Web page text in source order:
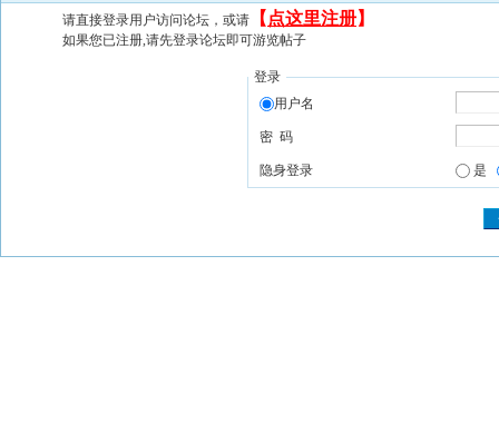
请直接登录用户访问论坛，或请 【 点这里注册】
如果您已注册,请先登录论坛即可游览帖子
登录
用户名
密 码
隐身登录 是